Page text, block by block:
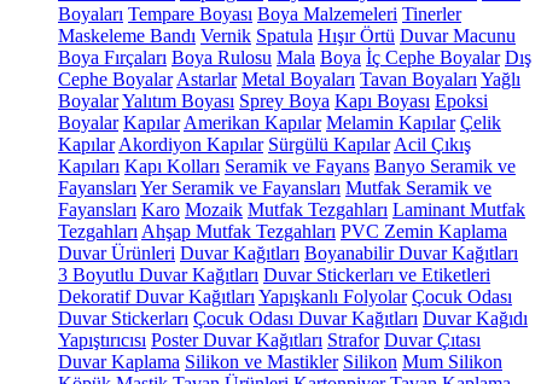
Boyaları Tempare Boyası Boya Malzemeleri Tinerler
Maskeleme Bandı Vernik Spatula Hışır Örtü Duvar Macunu
Boya Fırçaları Boya Rulosu Mala Boya İç Cephe Boyalar Dış
Cephe Boyalar Astarlar Metal Boyaları Tavan Boyaları Yağlı
BoyalarYalıtım Boyası Sprey Boya Kapı Boyası Epoksi
Boyalar Kapılar Amerikan Kapılar Melamin Kapılar Çelik
Kapılar Akordiyon Kapılar Sürgülü Kapılar Acil Çıkış
Kapıları Kapı Kolları Seramik ve Fayans Banyo Seramik ve
Fayansları Yer Seramik ve Fayansları Mutfak Seramik ve
Fayansları Karo Mozaik Mutfak Tezgahları Laminant Mutfak
Tezgahları Ahşap Mutfak Tezgahları PVC Zemin Kaplama
Duvar Ürünleri Duvar Kağıtları Boyanabilir Duvar Kağıtları
3 Boyutlu Duvar Kağıtları Duvar Stickerları ve Etiketleri
Dekoratif Duvar Kağıtları Yapışkanlı Folyolar Çocuk Odası
Duvar Stickerları Çocuk Odası Duvar Kağıtları Duvar Kağıdı
Yapıştırıcısı Poster Duvar Kağıtları Strafor Duvar Çıtası
Duvar Kaplama Silikon ve Mastikler Silikon Mum Silikon